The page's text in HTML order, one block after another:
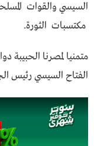
السيسي والقوات
مكتسبات الثورة.
متمنيا لمصرنا الحبيبة
الفتاح السيسي رئيس